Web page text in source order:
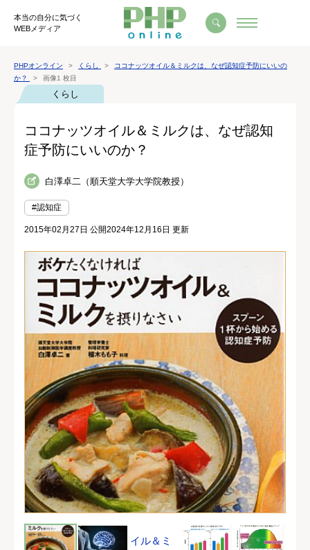
本当の自分に気づく
WEBメディア
PHPオンライン くらし
ココナッツオイル＆ミルクは、なぜ認知症予防にいいの
か？
画像1 枚目
くらし
ココナッツオイル＆ミルクは、なぜ認知
症予防にいいのか？
白澤卓二（順天堂大学大学院教授）
#認知症
2015年02月27日 公開2024年12月16日 更新